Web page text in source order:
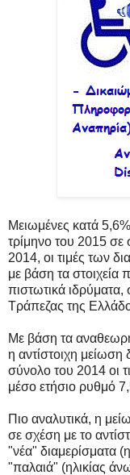
Μειωμένες κατά
τρίμηνο του 2015 σε
2014, οι τιμές των
με βάση τα στοιχεία
πιστωτικά
Τράπεζας της
Με βάση τα
η αντίστοιχη
σύνολο του 2014 οι
μέσο ετήσιο ρυθμό
Πιο αναλυτικά, η
σε σχέση με το
"νέα" διαμερίσματα
"παλαιά" (ηλικίας